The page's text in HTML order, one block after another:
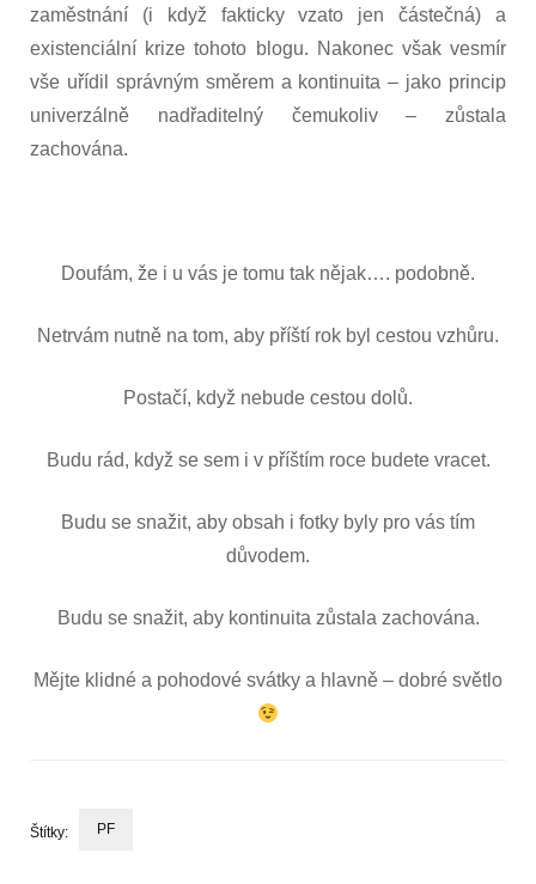
zaměstnání (i když fakticky vzato jen částečná) a
existenciální krize tohoto blogu. Nakonec však vesmír
vše uřídil správným směrem a kontinuita – jako princip
univerzálně nadřaditelný čemukoliv – zůstala
zachována.
Doufám, že i u vás je tomu tak nějak…. podobně.
Netrvám nutně na tom, aby příští rok byl cestou vzhůru.
Postačí, když nebude cestou dolů.
Budu rád, když se sem i v příštím roce budete vracet.
Budu se snažit, aby obsah i fotky byly pro vás tím
důvodem.
Budu se snažit, aby kontinuita zůstala zachována.
Mějte klidné a pohodové svátky a hlavně – dobré světlo
Štítky: PF